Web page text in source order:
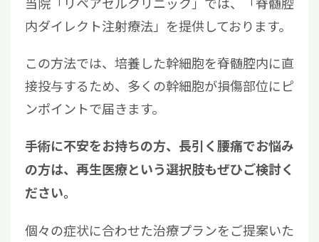
内ダイレクト注射療法」を提供しております。
この方法では、培養した幹細胞を脊髄腔内に直
接投与するため、多くの幹細胞が損傷部位にピ
ンポイントで届きます。
手術に不安をお持ちの方、長引く腰痛でお悩み
の方は、再生医療という選択肢もぜひご検討く
ださい。
個々の症状に合わせた治療プランをご提案いた